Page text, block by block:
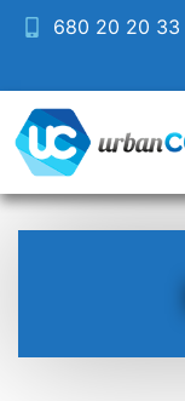
680 20 20 33